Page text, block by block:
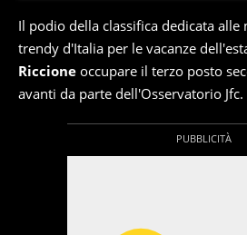
Il podio della classifica dedicata alle
trendy d'Italia per le vacanze
Riccione occupare il terzo posto
avanti da parte dell'Osservatorio Jfc.